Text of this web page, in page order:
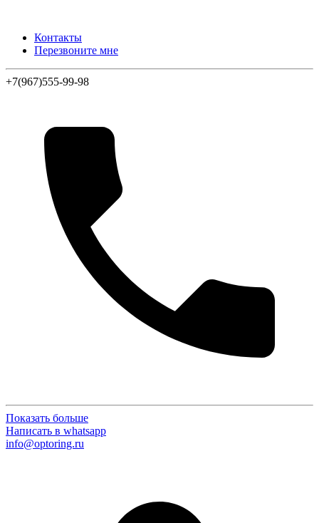
Контакты
Перезвоните мне
+7(967)555-99-98
Показать больше
Написать в whatsapp
info@optoring.ru